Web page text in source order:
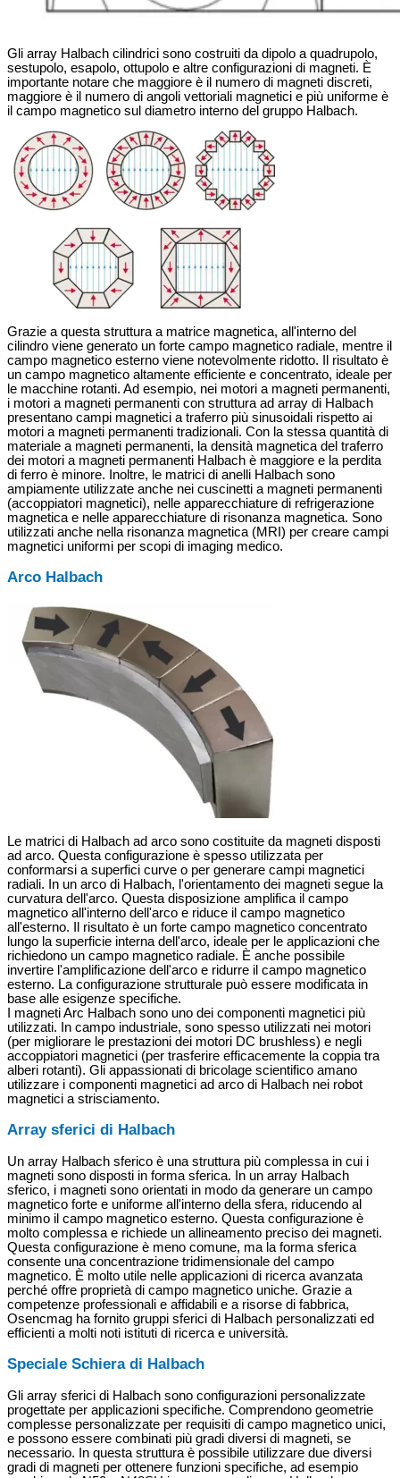
Gli array Halbach cilindrici sono costruiti da dipolo a quadrupolo,
sestupolo, esapolo, ottupolo e altre configurazioni di magneti. È
importante notare che maggiore è il numero di magneti discreti,
maggiore è il numero di angoli vettoriali magnetici e più uniforme è
il campo magnetico sul diametro interno del gruppo Halbach.
Grazie a questa struttura a matrice magnetica, all'interno del
cilindro viene generato un forte campo magnetico radiale, mentre il
campo magnetico esterno viene notevolmente ridotto. Il risultato è
un campo magnetico altamente efficiente e concentrato, ideale per
le macchine rotanti. Ad esempio, nei motori a magneti permanenti,
i motori a magneti permanenti con struttura ad array di Halbach
presentano campi magnetici a traferro più sinusoidali rispetto ai
motori a magneti permanenti tradizionali. Con la stessa quantità di
materiale a magneti permanenti, la densità magnetica del traferro
dei motori a magneti permanenti Halbach è maggiore e la perdita
di ferro è minore. Inoltre, le matrici di anelli Halbach sono
ampiamente utilizzate anche nei cuscinetti a magneti permanenti
(accoppiatori magnetici), nelle apparecchiature di refrigerazione
magnetica e nelle apparecchiature di risonanza magnetica. Sono
utilizzati anche nella risonanza magnetica (MRI) per creare campi
magnetici uniformi per scopi di imaging medico.
Arco Halbach
Le matrici di Halbach ad arco sono costituite da magneti disposti
ad arco. Questa configurazione è spesso utilizzata per
conformarsi a superfici curve o per generare campi magnetici
radiali. In un arco di Halbach, l'orientamento dei magneti segue la
curvatura dell'arco. Questa disposizione amplifica il campo
magnetico all'interno dell'arco e riduce il campo magnetico
all'esterno. Il risultato è un forte campo magnetico concentrato
lungo la superficie interna dell'arco, ideale per le applicazioni che
richiedono un campo magnetico radiale. È anche possibile
invertire l'amplificazione dell'arco e ridurre il campo magnetico
esterno. La configurazione strutturale può essere modificata in
base alle esigenze specifiche.
I magneti Arc Halbach sono uno dei componenti magnetici più
utilizzati. In campo industriale, sono spesso utilizzati nei motori
(per migliorare le prestazioni dei motori DC brushless) e negli
accoppiatori magnetici (per trasferire efficacemente la coppia tra
alberi rotanti). Gli appassionati di bricolage scientifico amano
utilizzare i componenti magnetici ad arco di Halbach nei robot
magnetici a strisciamento.
Array sferici di Halbach
Un array Halbach sferico è una struttura più complessa in cui i
magneti sono disposti in forma sferica. In un array Halbach
sferico, i magneti sono orientati in modo da generare un campo
magnetico forte e uniforme all'interno della sfera, riducendo al
minimo il campo magnetico esterno. Questa configurazione è
molto complessa e richiede un allineamento preciso dei magneti.
Questa configurazione è meno comune, ma la forma sferica
consente una concentrazione tridimensionale del campo
magnetico. È molto utile nelle applicazioni di ricerca avanzata
perché offre proprietà di campo magnetico uniche. Grazie a
competenze professionali e affidabili e a risorse di fabbrica,
Osencmag ha fornito gruppi sferici di Halbach personalizzati ed
efficienti a molti noti istituti di ricerca e università.
Speciale Schiera di Halbach
Gli array sferici di Halbach sono configurazioni personalizzate
progettate per applicazioni specifiche. Comprendono geometrie
complesse personalizzate per requisiti di campo magnetico unici,
e possono essere combinati più gradi diversi di magneti, se
necessario. In questa struttura è possibile utilizzare due diversi
gradi di magneti per ottenere funzioni specifiche, ad esempio